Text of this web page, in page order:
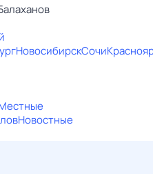
НовосибирскСочи
Новостные